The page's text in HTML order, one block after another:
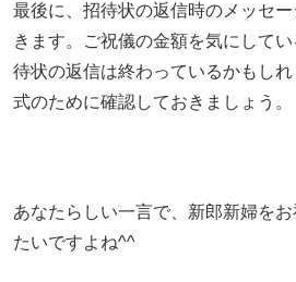
最後に、招待状の返信時のメッセ
きます。ご祝儀の金額を気にして
待状の返信は終わっているかもし
式のために確認しておきましょう。
あなたらしい一言で、新郎新婦を
たいですよね^^